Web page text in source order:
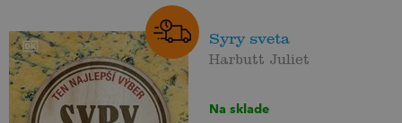
Syry sveta
Harbutt Juliet
Na sklade